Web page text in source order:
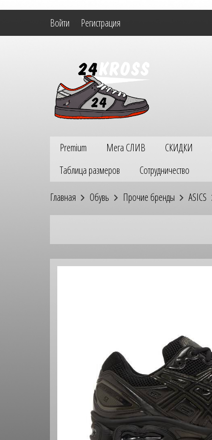
Войти Регистрация
Premium Мега СЛИВ СКИДКИ
Таблица размеров
Сотрудничество
Главная Обувь Прочие бренды ASICS